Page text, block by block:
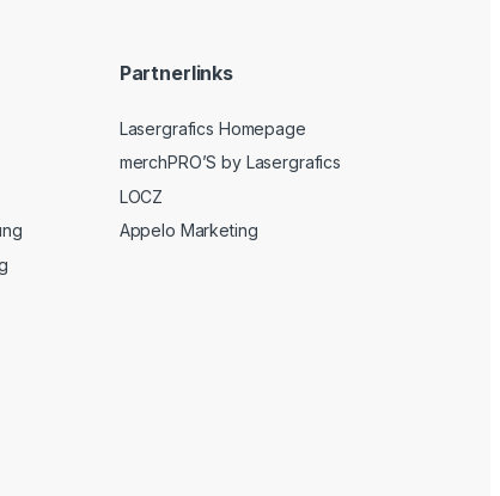
Partnerlinks
Lasergrafics Homepage
merchPRO’S by Lasergrafics
LOCZ
Appelo Marketing